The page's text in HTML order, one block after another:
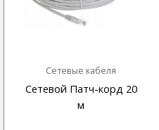
Сетевые кабеля
Сетевой Патч-корд 20
м